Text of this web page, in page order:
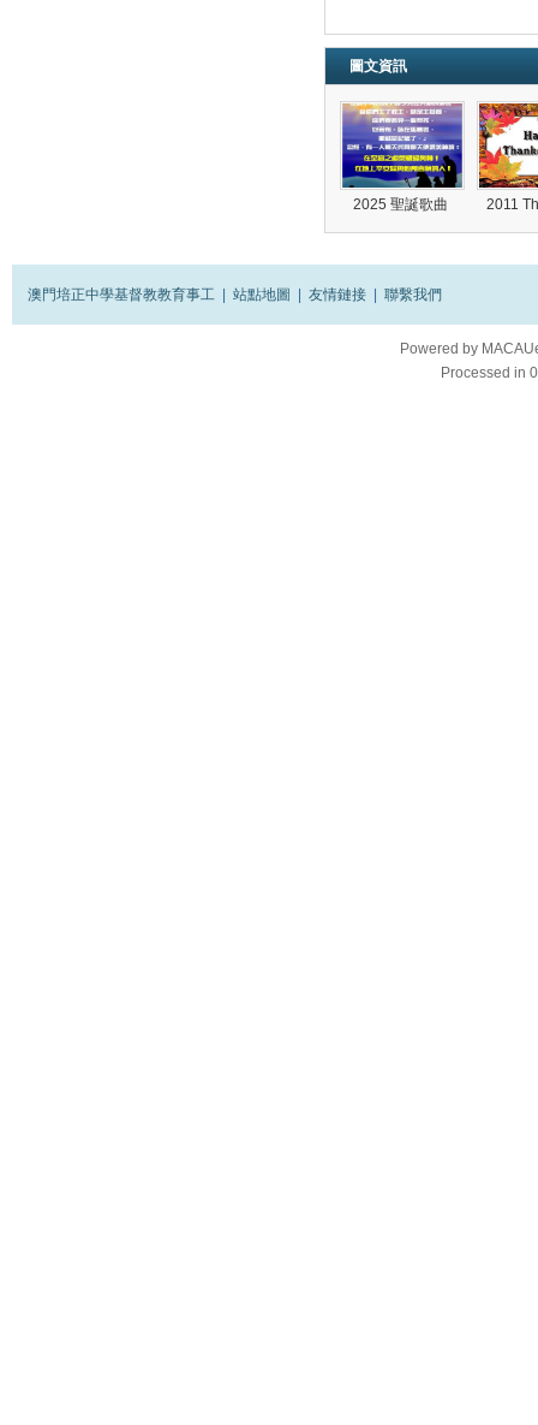
圖文資訊
2025 聖誕歌曲 2011
澳門培正中學基督教教育事工 站點地圖 友情鏈接 聯繫我們
Powered by
Processed in